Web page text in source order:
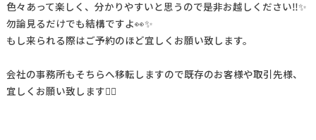
色々あって楽しく、分かりやすいと思うので是非お越しください‼️✨
勿論見るだけでも結構ですよ👀✨
もし来られる際はご予約のほど宜しくお願い致します。
会社の事務所もそちらへ移転しますので既存のお客様や取引先様、
宜しくお願い致します🙇‍♂️